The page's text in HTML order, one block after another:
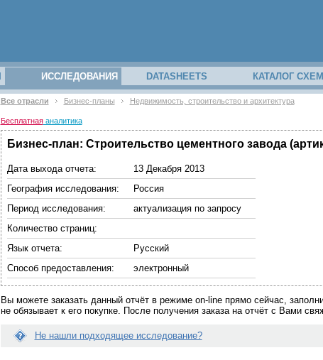
ИССЛЕДОВАНИЯ DATASHEETS КАТАЛОГ СХЕМ
Все отрасли Бизнес-планы Недвижимость, строительство и архитектура
Бесплатнаяаналитика
Бизнес-план: Строительство цементного завода
Дата выхода отчета:
13 Декабря 2013
География исследования:
Россия
Период исследования:
актуализация по запросу
Количество страниц:
Язык отчета:
Русский
Способ предоставления:
электронный
Вы можете заказать данный отчёт в режиме on-line прямо сейчас,
не обязывает к его покупке. После получения заказа на отчёт с Вами
Не нашли подходящее исследование?